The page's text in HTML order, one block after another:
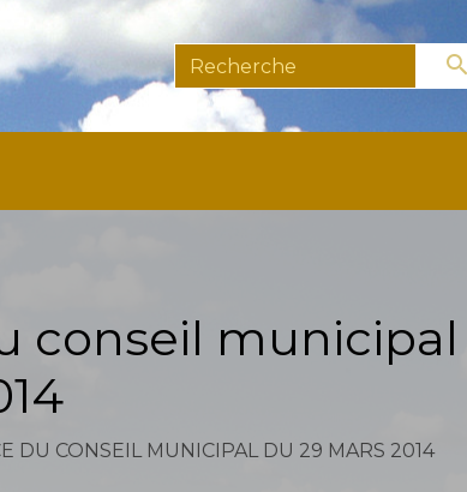
search
conseil municipal
DU CONSEIL MUNICIPAL DU 29 MARS 2014